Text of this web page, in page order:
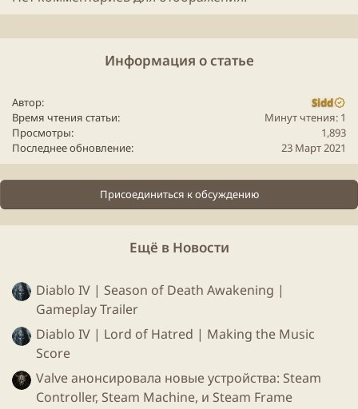
Geomancer - файтер со скилами из лост арка
Mind Mage - маг
суммоном
Sanctifier - светлый маг и по совместительству
хил
Necromancer - некромант, которого немного
Dimir Assassin - ассасин, который по геймплею
с ютуба выглядит как ниндзя-шиноби-кунаичи,
только не ассасин
Заявленные фичиигры:
Информация о статье
Автор
Sidd
Время чтения статьи
Минут чтения: 1
Просмотры
1,893
Последнее обновление
23 Март 2021
Присоединиться к обсуждению
Ещё в Новости
Diablo IV | Season of Death Awakening |
Gameplay Trailer
Diablo IV | Lord of Hatred | Making the Music
Score
Valve анонсировала новые устройства: Steam
Controller, Steam Machine, и Steam Frame